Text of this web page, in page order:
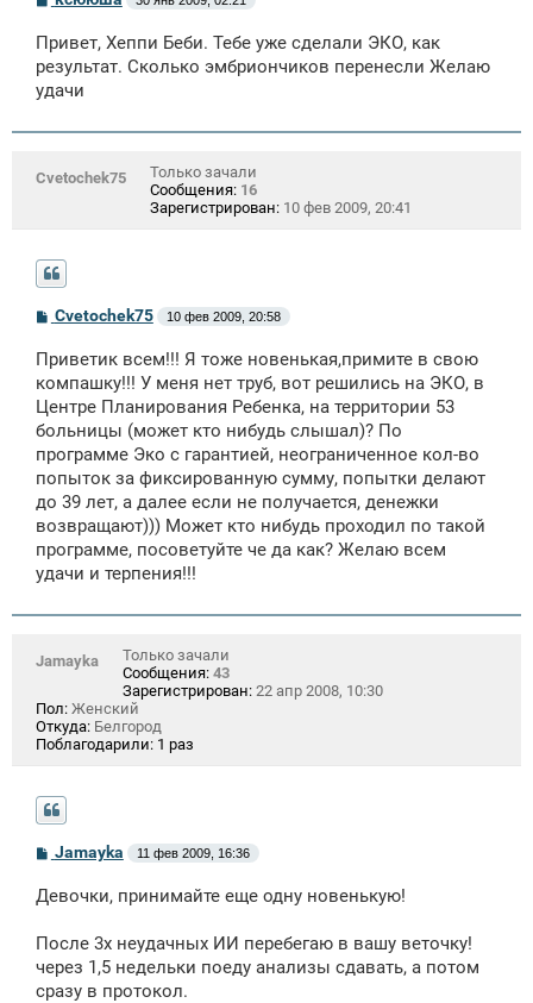
б
щ
н
е
Привет, Хеппи Беби. Тебе уже сделали ЭКО, как
результат. Сколько эмбриончиков перенесли Желаю
удачи
Cvetochek75
Только зачали
Сообщения: 16
Зарегистрирован: 10 фев 2009, 20:41
С
б
щ
н
и
Cvetochek75 10 фев 2009, 20:58
Приветик всем!!! Я тоже новенькая,примите в свою
компашку!!! У меня нет труб, вот решились на ЭКО, в
Центре Планирования Ребенка, на территории 53
больницы (может кто нибудь слышал)? По
программе Эко с гарантией, неограниченное кол-во
попыток за фиксированную сумму, попытки делают
до 39 лет, а далее если не получается, денежки
возвращают))) Может кто нибудь проходил по такой
программе, посоветуйте че да как? Желаю всем
удачи и терпения!!!
Jamayka
Только зачали
Сообщения: 43
Зарегистрирован: 22 апр 2008, 10:30
Пол: Женский
Откуда: Белгород
Поблагодарили: 1 раз
б
н
и
Jamayka 11 фев 2009, 16:36
Девочки, принимайте еще одну новенькую!
После 3х неудачных ИИ перебегаю в вашу веточку!
через 1,5 недельки поеду анализы сдавать, а потом
сразу в протокол.